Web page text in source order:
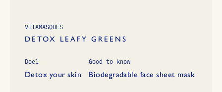
VITAMASQUES
DETOX LEAFY GREENS
Doel
Detox your skin
Good to know
Biodegradable face sheet mask